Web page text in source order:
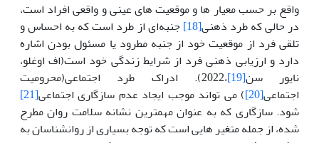
واقع بر حسب معیار ها و موقعیت های عینی و واقعی افراد است،
در حالی که طرد ذهنی[18]
جنبه‌ای از طرد است که به احساس و
تلقی فرد از موقعیت خود از جنبه مطرود یا مسئول بودن اشاره
دارد و ارزیابی ذهنی فرد از شرایط زندگی خود است(اف اوغلو،
نایور سن[19]
،2022). ادراک طرد اجتماعی(محرومیت
اجتماعی[20] ) می تواند موجب ایجاد عدم سازگاری اجتماعی[21]
شود. سازگاری که به عنوان مهمترین نشانه سلامت روان مطرح
شده، از جمله متغیر هایی است که توجه بسیاری از روانشناسان به